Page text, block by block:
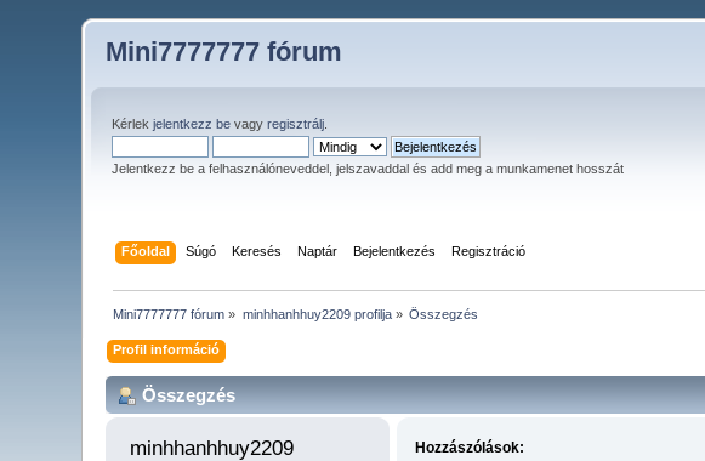
Mini7777777 fórum
Kérlekjelentkezz be vagyregisztrálj
Jelentkezz be a felhasználóneveddel, jelszavaddal és add meg a munkamenet hosszát
Főoldal Súgó Keresés Naptár Bejelentkezés Regisztráció
Mini7777777 fórum » minhhanhhuy2209 profilja» Összegzés
Profil információ
Összegzés
minhhanhhuy2209 Hozzászólások: